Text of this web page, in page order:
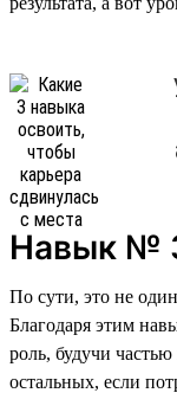
Навык №
По сути, это не
Благодаря этим
роль, будучи
остальных, если